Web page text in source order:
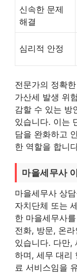
신속한 문제
해결
심리적 안정
전문가의 정확
가산세 발생 위
감할 수 있는 방
있습니다. 이는
담을 완화하고
한 역할을 합니
마을세무사
마을세무사 상
자치단체 또는
한 마을세무사
전화, 방문, 온
있습니다. 다만,
하며, 세무 대리
료 서비스임을